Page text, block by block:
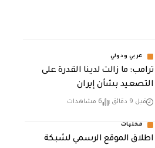
عربي ودولي
ترامب: ما زالت لدينا القدرة على
التصعيد بشأن إيران
قبل 9 دقائق 6 مشاهدات
محليات
اطلاق الموقع الرسمي لشبكة